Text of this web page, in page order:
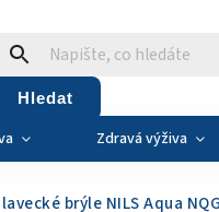
Hledat
Zdravá výživa
brýle NILS Aqua